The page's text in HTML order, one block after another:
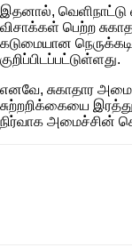
இதனால், வெளிநாட்டு
விசாக்கள் பெற்ற
கடுமையான
குறிப்பிடப்பட்டுள்ளது.
எனவே, சுகாதார
சுற்றறிக்கையை
நிர்வாக அமைச்சின்